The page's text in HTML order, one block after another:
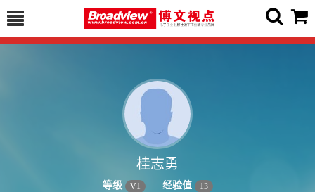
桂志勇
等级 V1 经验值 13